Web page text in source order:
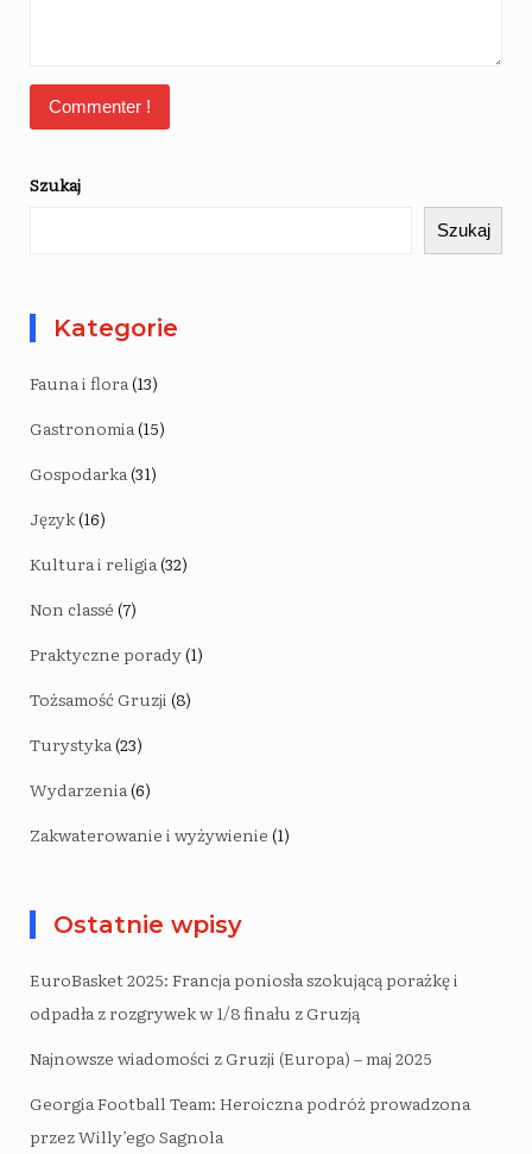
Szukaj
Szukaj
Kategorie
Fauna i flora (13)
Gastronomia (15)
Gospodarka (31)
Język(16)
Kultura i religia (32)
Non classé (7)
Praktyczne porady(1)
Tożsamość Gruzji (8)
Turystyka (23)
Wydarzenia (6)
Zakwaterowanie i wyżywienie (1)
Ostatnie wpisy
EuroBasket 2025: Francja poniosła szokującą porażkę i
odpadła z rozgrywek w 1/8 finału z Gruzją
Najnowsze wiadomości z Gruzji (Europa) – maj 2025
Georgia Football Team: Heroiczna podróż prowadzona
przez Willy’ego Sagnola